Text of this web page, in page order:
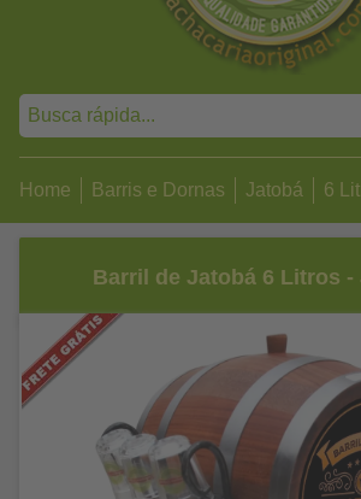
Home Barris e Dornas Jatobá 6
Barril de Jatobá 6 Litros -